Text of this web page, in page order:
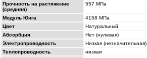
Прочность на растяжение
(средняя)
557 МПа
Модуль Юнга
4158 МПа
Цвет
Натуральный
Абсорбция
Нет (нулевая)
Электропроводность
Низкая (незначительная)
Теплопроводность
низкая